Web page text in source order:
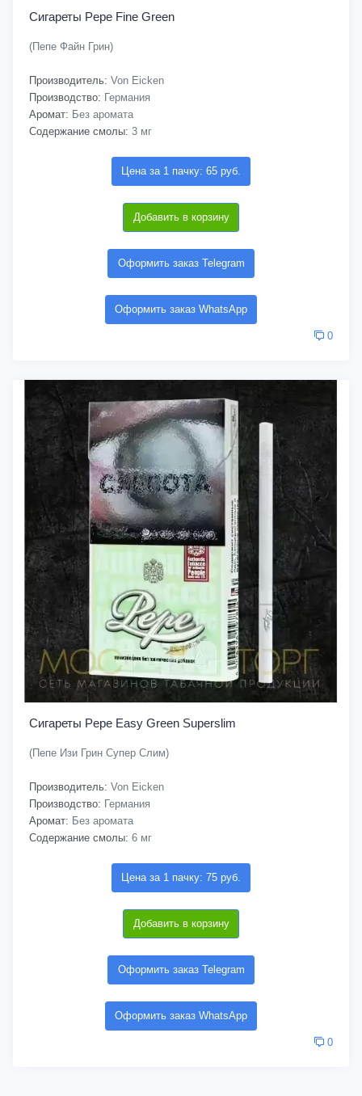
Сигареты Pepe Fine Green
(Пепе Файн Грин)
Производитель: Von Eicken
Производство: Германия
Аромат: Без аромата
Содержание смолы: 3 мг
Цена за 1 пачку: 65 руб.
Добавить в корзину
Оформить заказ Telegram
Оформить заказ WhatsApp
0
Сигареты Pepe Easy Green Superslim
(Пепе Изи Грин Супер Слим)
Производитель: Von Eicken
Производство: Германия
Аромат: Без аромата
Содержание смолы: 6 мг
Цена за 1 пачку: 75 руб.
Добавить в корзину
Оформить заказ Telegram
Оформить заказ WhatsApp
0